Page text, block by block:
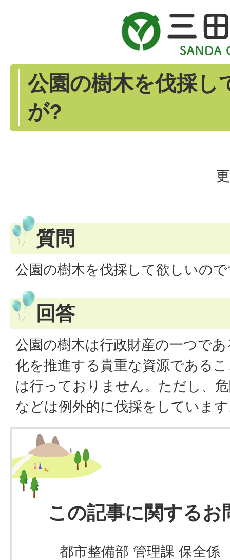
公園の樹木を伐採し
が?
質問
公園の樹木を伐採して欲しいの
回答
公園の樹木は行政財産の一つで
化を推進する貴重な資源である
は行っておりません。ただし、
などは例外的に伐採をしていま
この記事に関するお
都市整備部 管理課 保全係